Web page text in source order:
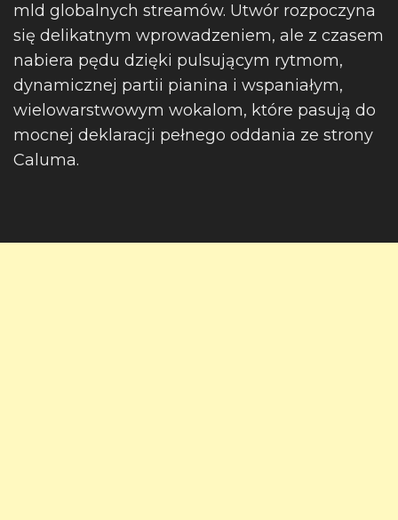
mld globalnych streamów. Utwór rozpoczyna
się delikatnym wprowadzeniem, ale z czasem
nabiera pędu dzięki pulsującym rytmom,
dynamicznej partii pianina i wspaniałym,
wielowarstwowym wokalom, które pasują do
mocnej deklaracji pełnego oddania ze strony
Caluma.